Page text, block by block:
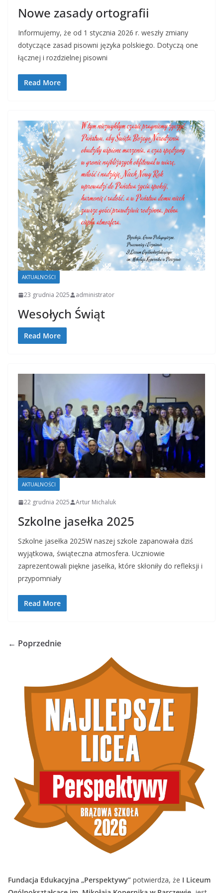
Nowe zasady ortografii
Informujemy, że od 1 stycznia 2026 r. weszły zmiany
dotyczące zasad pisowni języka polskiego. Dotyczą one
łącznej i rozdzielnej pisowni
Read More
AKTUALNOŚCI
23 grudnia 2025 administrator
Wesołych Świąt
Read More
AKTUALNOŚCI
22 grudnia 2025 Artur Michaluk
Szkolne jasełka 2025
Szkolne jasełka 2025W naszej szkole zapanowała dziś
wyjątkowa, świąteczna atmosfera. Uczniowie
zaprezentowali piękne jasełka, które skłoniły do refleksji i
przypomniały
Read More
← Poprzednie
Fundacja Edukacyjna „Perspektywy” potwierdza, że I Liceum